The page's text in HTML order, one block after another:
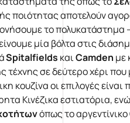
ποιότητας αποτελούν
το πολυκατάστημα
μία βόλτα στις
Spitalfields καιCamden με
τέχνης σε δεύτερο χέρι
κουζίνα οι επιλογές
Κινέζικα εστιατόρια,
όπως το